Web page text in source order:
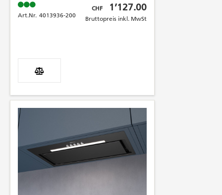
Bruttopreis inkl. MwSt
CHF 1’127.00
Bruttopreis inkl. MwSt
Art.Nr. 4013936-200